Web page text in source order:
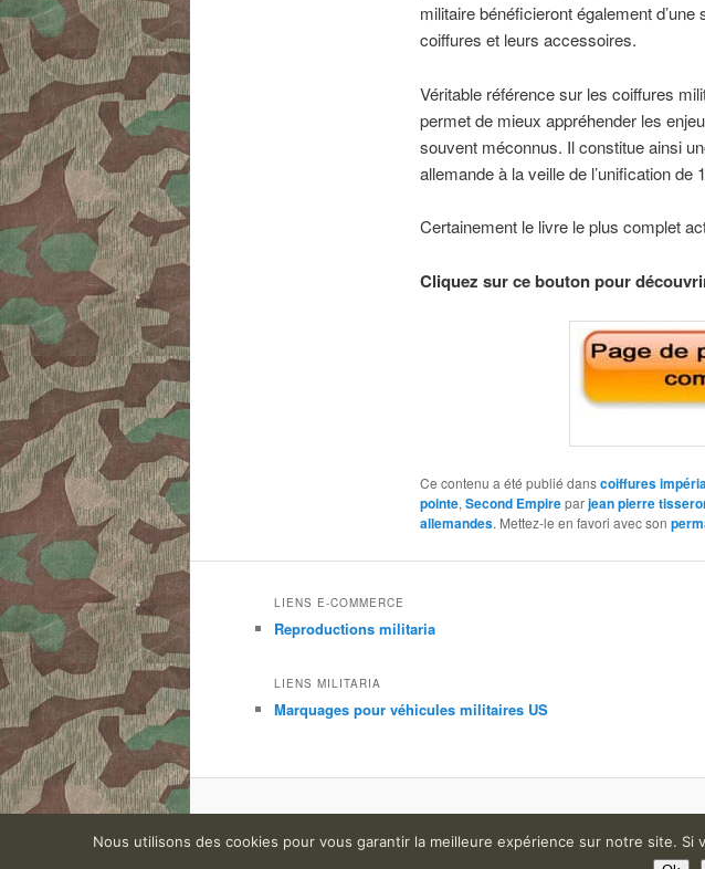
militaire bénéficieront également
coiffures et leurs accessoires.
Véritable référence sur les coiffures
permet de mieux appréhender les
souvent méconnus. Il constitue ainsi
allemande à la veille de l’unification de
Certainement le livre le plus complet
Cliquez sur ce bouton pour
Ce contenu a été publié danscoiffures
pointe, Second Empireparjean pierre
allemandes. Mettez-le en favori avec son
LIENS E-COMMERCE
Reproductions militaria
LIENS MILITARIA
Marquages pour véhicules militaires US
Nous utilisons des cookies pour vous garantir la meilleure expérience sur notre site.